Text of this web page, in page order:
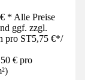
* Alle Preise
ggf. zzgl.
pro ST5,75 €*/
€ pro
)